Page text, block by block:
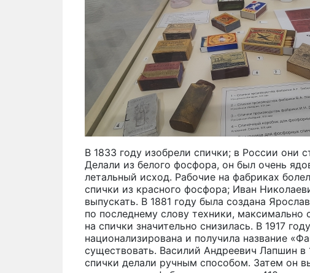
В 1833 году изобрели спички; в России они
Делали из белого фосфора, он был очень
летальный исход. Рабочие на фабриках
спички из красного фосфора; Иван
выпускать. В 1881 году была создана
по последнему слову техники, максимально
на спички значительно снизилась. В 1917
национализирована и получила название
существовать. Василий Андреевич Лапшин в
спички делали ручным способом. Затем он